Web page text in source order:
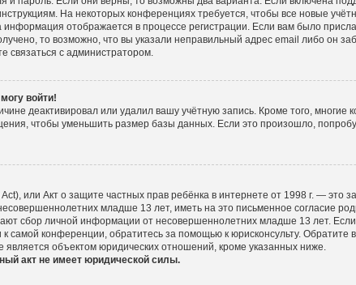
На некоторых конференциях требуется, чтобы все новые
информация отображается в процессе регистрации. Если вам было
то возможно, что вы указали неправильный адрес email либо он
связаться с администратором.
войти!
деактивировал или удалил вашу учётную запись. Кроме того,
чтобы уменьшить размер базы данных. Если это произошло,
или Акт о защите частных прав ребёнка в интернете от 1998 г. —
младше 13 лет, иметь на это письменное согласие
сбор личной информации от несовершеннолетних младше 13 лет.
самой конференции, обратитесь за помощью к юрисконсульту. Обратите
объектом юридических отношений, кроме указанных ниже.
акт не имеет юридической силы.